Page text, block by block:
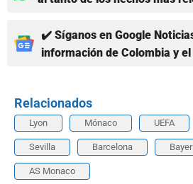
✔️ Síganos en Google
información de Colombia y
Relacionados
Lyon Mónaco UEFA
Sevilla Barcelona
AS Monaco